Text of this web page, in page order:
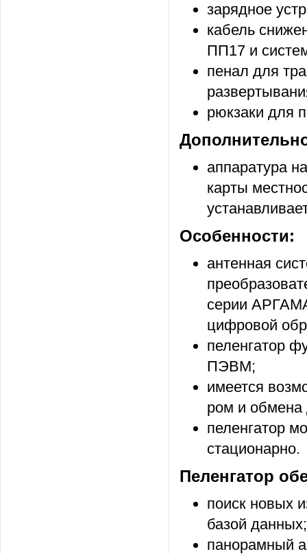
зарядное
кабель
ПП17 и
пенал для
рюкзаки для
аппаратура
карты
Особенности:
антенная
серии
цифровой
пеленгатор
ПЭВМ;
имеется
ром и обмена
пеленгатор
стационарно.
Пеленгатор
поиск новых
базой данных;
панорамный